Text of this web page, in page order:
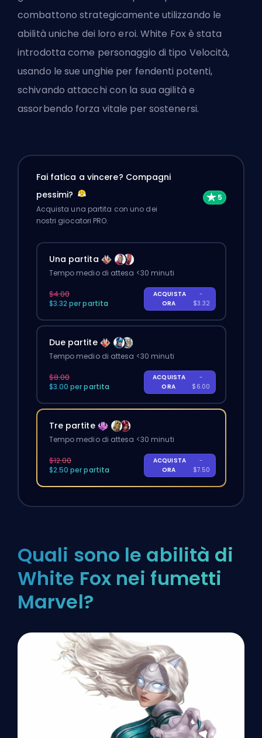
combattono strategicamente utilizzando le
abilità uniche dei loro eroi. White Fox è stata
introdotta come personaggio di tipo Velocità,
usando le sue unghie per fendenti potenti,
schivando attacchi con la sua agilità e
assorbendo forza vitale per sostenersi.
Fai fatica a vincere? Compagni
pessimi?
Acquista una partita con uno dei
nostri giocatori PRO.
Una partita
Tempo medio di attesa <30 minuti
$4.00
$3.32 per partita
ACQUISTA
ORA
-
$3.32
Due partite
Tempo medio di attesa <30 minuti
$8.00
$3.00 per partita
ACQUISTA
ORA
-
$6.00
Tre partite
Tempo medio di attesa <30 minuti
$12.00
$2.50 per partita
ACQUISTA
ORA
-
$7.50
Quali sono le abilità di
White Fox nei fumetti
Marvel?